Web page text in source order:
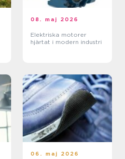
08. maj 2026
Elektriska motorer
hjärtat i modern industri
06. maj 2026